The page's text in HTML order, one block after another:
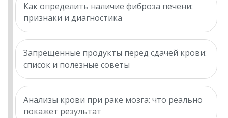
Как определить наличие фиброза печени:
признаки и диагностика
Запрещённые продукты перед сдачей крови:
список и полезные советы
Анализы крови при раке мозга: что реально
покажет результат